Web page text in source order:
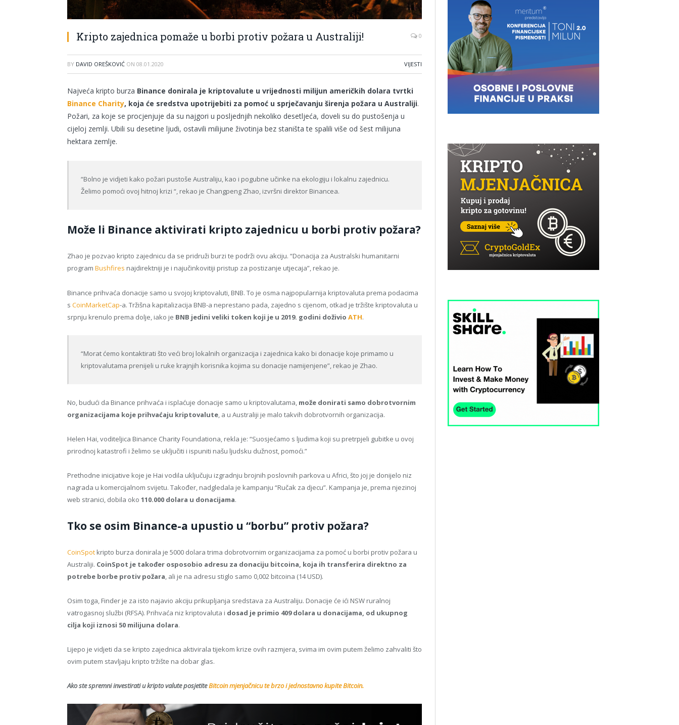
Kripto zajednica pomaže u borbi protiv požara u Australiji! 0
BY DAVID OREŠKOVIĆ ON 08.01.2020 VIJESTI
Najveća kripto burza Binance donirala je kriptovalute u vrijednosti milijun američkih dolara tvrtki
Binance Charity, koja će sredstva upotrijebiti za pomoć u sprječavanju širenja požara u Australiji.
Požari, za koje se procjenjuje da su najgori u posljednjih nekoliko desetljeća, doveli su do pustošenja u
cijeloj zemlji. Ubili su desetine ljudi, ostavili milijune životinja bez staništa te spalili više od šest milijuna
hektara zemlje.
“Bolno je vidjeti kako požari pustoše Australiju, kao i pogubne učinke na ekologiju i lokalnu zajednicu.
Želimo pomoći ovoj hitnoj krizi “, rekao je Changpeng Zhao, izvršni direktor Binancea.
Može li Binance aktivirati kripto zajednicu u borbi protiv požara?
Zhao je pozvao kripto zajednicu da se pridruži burzi te podrži ovu akciju. “Donacija za Australski humanitarni
program Bushfires najdirektniji je i najučinkovitiji pristup za postizanje utjecaja”, rekao je.
Binance prihvaća donacije samo u svojoj kriptovaluti, BNB. To je osma najpopularnija kriptovaluta prema podacima
s CoinMarketCap-a. Tržišna kapitalizacija BNB-a neprestano pada, zajedno s cijenom, otkad je tržište kriptovaluta u
srpnju krenulo prema dolje, iako je BNB jedini veliki token koji je u 2019. godini doživio ATH.
“Morat ćemo kontaktirati što veći broj lokalnih organizacija i zajednica kako bi donacije koje primamo u
kriptovalutama prenijeli u ruke krajnjih korisnika kojima su donacije namijenjene”, rekao je Zhao.
No, budući da Binance prihvaća i isplaćuje donacije samo u kriptovalutama, može donirati samo dobrotvornim
organizacijama koje prihvaćaju kriptovalute, a u Australiji je malo takvih dobrotvornih organizacija.
Helen Hai, voditeljica Binance Charity Foundationa, rekla je: “Suosjećamo s ljudima koji su pretrpjeli gubitke u ovoj
prirodnoj katastrofi i želimo se uključiti i ispuniti našu ljudsku dužnost, pomoći.”
Prethodne inicijative koje je Hai vodila uključuju izgradnju brojnih poslovnih parkova u Africi, što joj je donijelo niz
nagrada u komercijalnom svijetu. Također, nadgledala je kampanju “Ručak za djecu”. Kampanja je, prema njezinoj
web stranici, dobila oko 110.000 dolara u donacijama.
Tko se osim Binance-a upustio u “borbu” protiv požara?
CoinSpot kripto burza donirala je 5000 dolara trima dobrotvornim organizacijama za pomoć u borbi protiv požara u
Australiji. CoinSpot je također osposobio adresu za donaciju bitcoina, koja ih transferira direktno za
potrebe borbe protiv požara , ali je na adresu stiglo samo 0,002 bitcoina (14 USD).
Osim toga, Finder je za isto najavio akciju prikupljanja sredstava za Australiju. Donacije će ići NSW ruralnoj
vatrogasnoj službi (RFSA). Prihvaća niz kriptovaluta i dosad je primio 409 dolara u donacijama, od ukupnog
cilja koji iznosi 50 milijuna dolara.
Lijepo je vidjeti da se kripto zajednica aktivirala tijekom krize ovih razmjera, svima im ovim putem želimo zahvaliti što
ovim putem stavljaju kripto tržište na dobar glas.
Ako ste spremni investirati u kripto valute posjetiteBitcoinmjenjačnicu te brzo i jednostavno kupite Bitcoin.